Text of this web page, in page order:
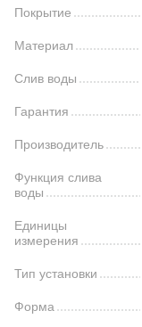
Покрытие
Материал
Слив воды
Гарантия
Производитель
Функция слива
воды
Единицы
измерения
Тип установки
Форма